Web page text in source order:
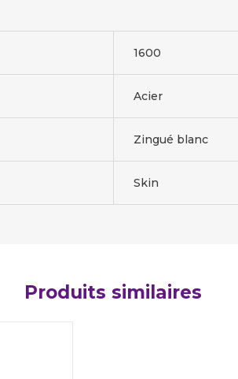
1600
Acier
Zingué blanc
Skin
Produits similaires